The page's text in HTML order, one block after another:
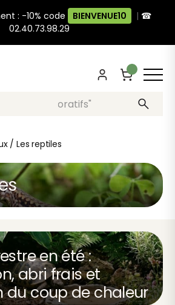
: -10% code BIENVENUE10 | ☎
02.40.73.98.29
"pots décoratifs"
/ Les reptiles
en été :
abri frais et
du coup de chaleur